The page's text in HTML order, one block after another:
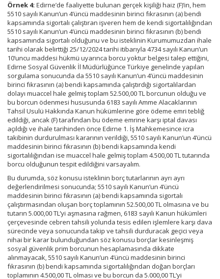
Örnek 4: Edirne’de faaliyette bulunan gerçek kişiliği haiz (F)’in, hem
5510 sayılı Kanun’un 4’üncü maddesinin birinci fıkrasının (a) bendi
kapsamında sigortalı çalıştıran işveren hem de kendi sigortalılığından
5510 sayılı Kanun’un 4’üncü maddesinin birinci fıkrasının (b) bendi
kapsamında sigortalı olduğunu ve bu isteklinin Kurumumuzdan ihale
tarihi olarak belirttiği 25/12/2024 tarihi itibarıyla 4734 sayılı Kanun’un
10’uncu maddesi hükmü uyarınca borcu yoktur belgesi talep ettiğini,
Edirne Sosyal Güvenlik İl Müdürlüğünce Türkiye genelinde yapılan
sorgulama sonucunda da 5510 sayılı Kanun’un 4’üncü maddesinin
birinci fıkrasının (a) bendi kapsamında çalıştırdığı sigortalılardan
dolayı muaccel hale gelmiş toplam 52.500,00 TL borcunun olduğu ve
bu borcun ödenmesi hususunda 6183 sayılı Amme Alacaklarının
Tahsil Usulü Hakkında Kanun hükümlerine göre ödeme emri tebliğ
edildiği, ancak (F) tarafından bu ödeme emrine karşı iptal davası
açıldığı ve ihale tarihinden önce Edirne 1. İş Mahkemesince icra
takibinin durdurulması kararının verildiği, 5510 sayılı Kanun’un 4’üncü
maddesinin birinci fıkrasının (b) bendi kapsamında kendi
sigortalılığından ise muaccel hale gelmiş toplam 4.500,00 TL tutarında
borcu olduğunun tespit edildiğini varsayalım.
Bu durumda, söz konusu isteklinin borç tutarlarının ayrı ayrı
değerlendirilmesi sonucunda; 5510 sayılı Kanun’un 4’üncü
maddesinin birinci fıkrasının (a) bendi kapsamında sigortalı
çalıştırmasından oluşan borç toplamının 52.500,00 TL olmasına ve bu
tutarın 5.000,00 TL’yi aşmasına rağmen, 6183 sayılı Kanun hükümleri
çerçevesinde cebren tahsili yolunda tesis edilen işlemlere karşı dava
sürecinde veya sonucunda takip ve tahsili durduracak geçici veya
nihai bir karar bulunduğundan söz konusu borçlar kesinleşmiş
sosyal güvenlik prim borcunun hesaplamasında dikkate
alınmayacak, 5510 sayılı Kanun’un 4’üncü maddesinin birinci
fıkrasının (b) bendi kapsamında sigortalılığından doğan borçları
toplamının 4.500,00 TL olması ve bu borcun da 5.000,00 TL’yi